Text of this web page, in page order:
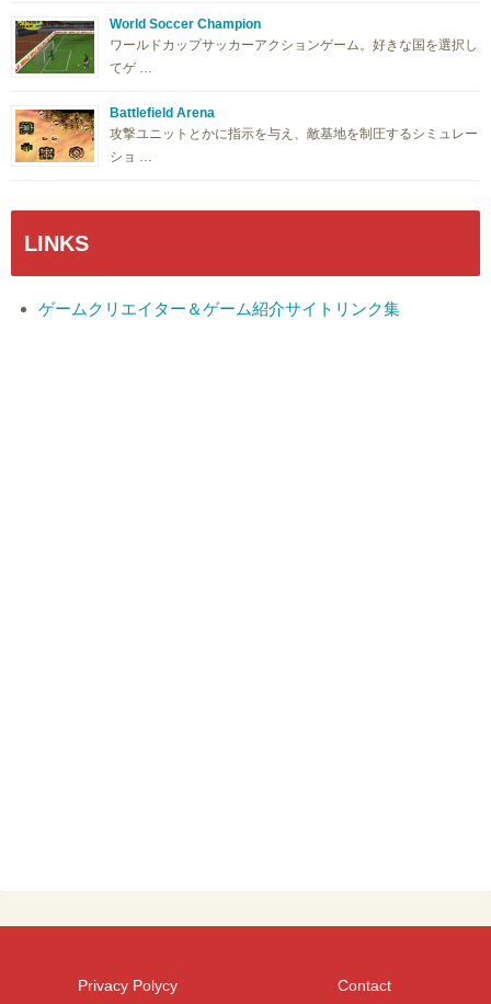
World Soccer Champion
ワールドカップサッカーアクションゲーム。好きな国を選択し
てゲ …
Battlefield Arena
攻撃ユニットとかに指示を与え、敵基地を制圧するシミュレー
ショ …
LINKS
ゲームクリエイター＆ゲーム紹介サイトリンク集
Privacy Polycy Contact